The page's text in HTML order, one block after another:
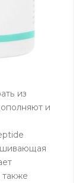
из
и
также